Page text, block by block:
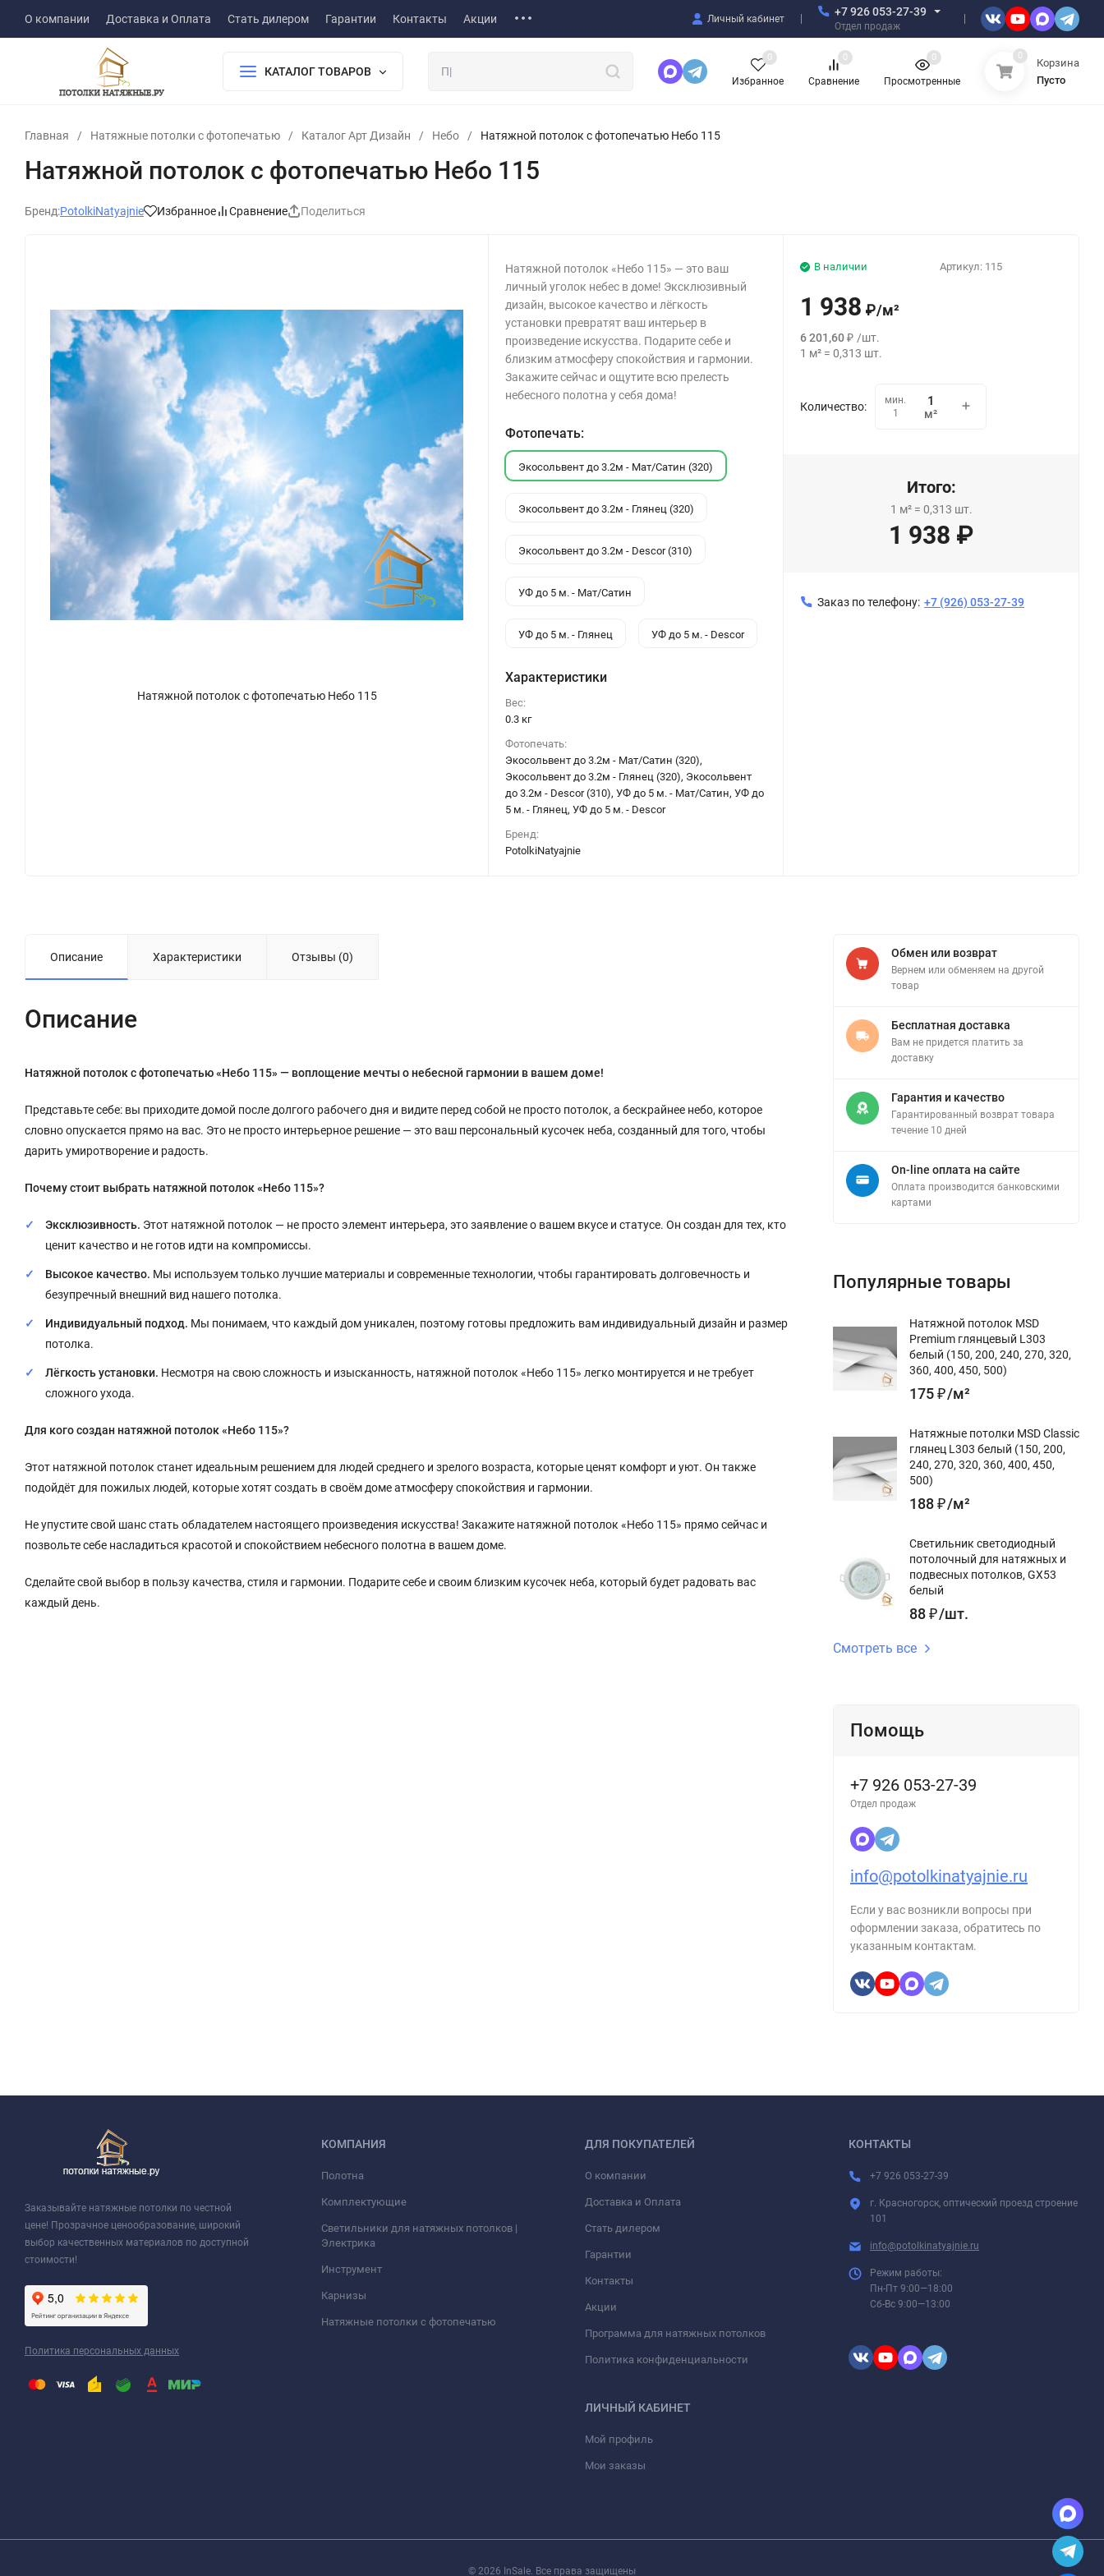
О компании Доставка и Оплата Стать дилером Гарантии Контакты Акции Личный кабинет
+7 926 053-27-39
Отдел продаж
КАТАЛОГ ТОВАРОВ
Избранное
0
Сравнение
0
Просмотренные
0 0
Корзина
Пусто
Главная / Натяжные потолки с фотопечатью / Каталог Арт Дизайн / Небо / Натяжной потолок с фотопечатью Небо 115
Натяжной потолок с фотопечатью Небо 115
Бренд:PotolkiNatyajnie Избранное Сравнение Поделиться
Натяжной потолок с фотопечатью Небо 115
Натяжной потолок «Небо 115» — это ваш
личный уголок небес в доме! Эксклюзивный
дизайн, высокое качество и лёгкость
установки превратят ваш интерьер в
произведение искусства. Подарите себе и
близким атмосферу спокойствия и гармонии.
Закажите сейчас и ощутите всю прелесть
небесного полотна у себя дома!
Фотопечать:
Экосольвент до 3.2м - Мат/Сатин (320)
Экосольвент до 3.2м - Глянец (320)
Экосольвент до 3.2м - Descor (310)
УФ до 5 м. - Мат/Сатин
УФ до 5 м. - Глянец УФ до 5 м. - Descor
Характеристики
Вес:
0.3 кг
Фотопечать:
Экосольвент до 3.2м - Мат/Сатин (320),
Экосольвент до 3.2м - Глянец (320), Экосольвент
до 3.2м - Descor (310), УФ до 5 м. - Мат/Сатин, УФ до
5 м. - Глянец, УФ до 5 м. - Descor
Бренд:
PotolkiNatyajnie
Артикул: 115
В наличии
1 938 ₽/м²
6 201,60₽ /шт.
1 м² =0,313 шт.
Количество:
мин.
1
м²
Итого:
1 м²= 0,313 шт.
1 938 ₽
Заказ по телефону: +7 (926) 053-27-39
Описание Характеристики Отзывы (0)
Описание
Натяжной потолок с фотопечатью «Небо 115» — воплощение мечты о небесной гармонии в вашем доме!
Представьте себе: вы приходите домой после долгого рабочего дня и видите перед собой не просто потолок, а бескрайнее небо, которое
словно опускается прямо на вас. Это не просто интерьерное решение — это ваш персональный кусочек неба, созданный для того, чтобы
дарить умиротворение и радость.
Почему стоит выбрать натяжной потолок «Небо 115»?
Эксклюзивность. Этот натяжной потолок — не просто элемент интерьера, это заявление о вашем вкусе и статусе. Он создан для тех, кто
ценит качество и не готов идти на компромиссы.
Высокое качество. Мы используем только лучшие материалы и современные технологии, чтобы гарантировать долговечность и
безупречный внешний вид нашего потолка.
Индивидуальный подход. Мы понимаем, что каждый дом уникален, поэтому готовы предложить вам индивидуальный дизайн и размер
потолка.
Лёгкость установки. Несмотря на свою сложность и изысканность, натяжной потолок «Небо 115» легко монтируется и не требует
сложного ухода.
Для кого создан натяжной потолок «Небо 115»?
Этот натяжной потолок станет идеальным решением для людей среднего и зрелого возраста, которые ценят комфорт и уют. Он также
подойдёт для пожилых людей, которые хотят создать в своём доме атмосферу спокойствия и гармонии.
Не упустите свой шанс стать обладателем настоящего произведения искусства! Закажите натяжной потолок «Небо 115» прямо сейчас и
позвольте себе насладиться красотой и спокойствием небесного полотна в вашем доме.
Сделайте свой выбор в пользу качества, стиля и гармонии. Подарите себе и своим близким кусочек неба, который будет радовать вас
каждый день.
Обмен или возврат
Вернем или обменяем на другой
товар
Бесплатная доставка
Вам не придется платить за
доставку
Гарантия и качество
Гарантированный возврат товара
течение 10 дней
On-line оплата на сайте
Оплата производится банковскими
картами
Популярные товары
Натяжной потолок MSD
Premium глянцевый L303
белый (150, 200, 240, 270, 320,
360, 400, 450, 500)
175₽/м²
Натяжные потолки MSD Classic
глянец L303 белый (150, 200,
240, 270, 320, 360, 400, 450,
500)
188₽/м²
Светильник светодиодный
потолочный для натяжных и
подвесных потолков, GX53
белый
88₽/шт.
Смотреть все
Помощь
+7 926 053-27-39
Отдел продаж
info@potolkinatyajnie.ru
Если у вас возникли вопросы при
оформлении заказа, обратитесь по
указанным контактам.
Заказывайте натяжные потолки по честной
цене! Прозрачное ценообразование, широкий
выбор качественных материалов по доступной
стоимости!
Политика персональных данных
КОМПАНИЯ
Полотна
Комплектующие
Светильники для натяжных потолков |
Электрика
Инструмент
Карнизы
Натяжные потолки с фотопечатью
ДЛЯ ПОКУПАТЕЛЕЙ
О компании
Доставка и Оплата
Стать дилером
Гарантии
Контакты
Акции
Программа для натяжных потолков
Политика конфиденциальности
ЛИЧНЫЙ КАБИНЕТ
Мой профиль
Мои заказы
КОНТАКТЫ
+7 926 053-27-39
г. Красногорск, оптический проезд строение
101
info@potolkinatyajnie.ru
Режим работы:
Пн-Пт 9:00—18:00
Сб-Вс 9:00—13:00
© 2026 InSale. Все права защищены